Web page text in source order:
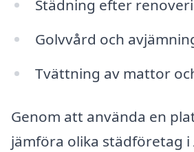
Städning efter
Golvvård och
Tvättning av mattor
Genom att använda en
jämföra olika städföretag i